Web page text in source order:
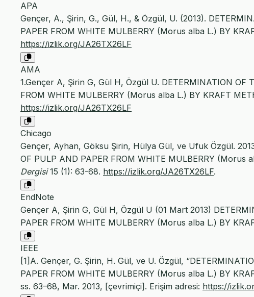
APA
Gençer, A., Şirin, G., Gül, H., & Özgül, U. (2013).
PAPER FROM WHITE MULBERRY (Morus alba L.) BY
https://izlik.org/JA26TX26LF
AMA
1.Gençer A, Şirin G, Gül H, Özgül U. DETERMINATION OF
FROM WHITE MULBERRY (Morus alba L.) BY KRAFT
https://izlik.org/JA26TX26LF
Chicago
Gençer, Ayhan, Göksu Şirin, Hülya Gül, ve Ufuk Özgül.
OF PULP AND PAPER FROM WHITE MULBERRY (Morus
Dergisi15 (1): 63-68. https://izlik.org/JA26TX26LF.
EndNote
Gençer A, Şirin G, Gül H, Özgül U (01 Mart 2013)
PAPER FROM WHITE MULBERRY (Morus alba L.) BY
IEEE
[1]A. Gençer, G. Şirin, H. Gül, ve U. Özgül,
PAPER FROM WHITE MULBERRY (Morus alba L.) BY
ss. 63–68, Mar. 2013, [çevrimiçi]. Erişim adresi: https://